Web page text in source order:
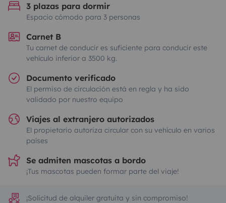
3 plazas para dormir
Espacio cómodo para 3 personas
Carnet B
Tu carnet de conducir es suficiente para conducir este
vehículo inferior a 3500 kg.
Documento verificado
El permiso de circulación está en regla y ha sido
validado por nuestro equipo
Viajes al extranjero autorizados
El propietario autoriza circular con su vehículo en varios
países
Se admiten mascotas a bordo
¡Tus mascotas pueden formar parte del viaje!
¡Solicitud de alquiler gratuita y sin compromiso!